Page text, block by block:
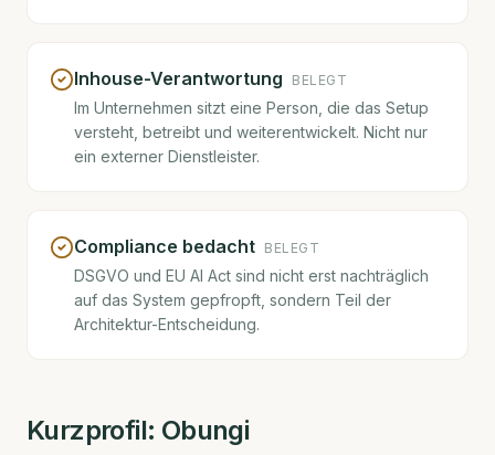
Inhouse-Verantwortung BELEGT
Im Unternehmen sitzt eine Person, die das Setup
versteht, betreibt und weiterentwickelt. Nicht nur
ein externer Dienstleister.
Compliance bedacht BELEGT
DSGVO und EU AI Act sind nicht erst nachträglich
auf das System gepfropft, sondern Teil der
Architektur-Entscheidung.
Kurzprofil: Obungi